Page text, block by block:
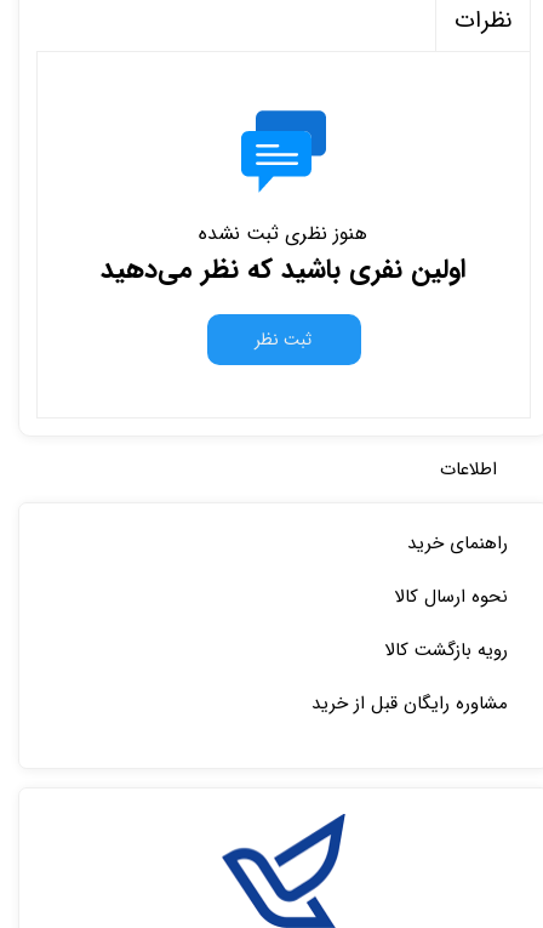
نظرات
هنوز نظری ثبت نشده
اولین نفری باشید که نظر می‌دهید
ثبت نظر
راهنمای خرید
نحوه ارسال کالا
رویه بازگشت کالا
مشاوره رایگان قبل از خرید
اطلاعات